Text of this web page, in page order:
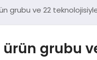
grubu ve 22
ürün grubu